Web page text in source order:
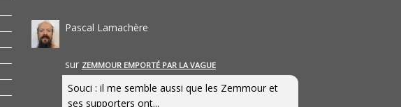
Pascal Lamachère
sur ZEMMOUR EMPORTÉ PAR LA VAGUE
Souci : il me semble aussi que les Zemmour et
ses supporters ont...